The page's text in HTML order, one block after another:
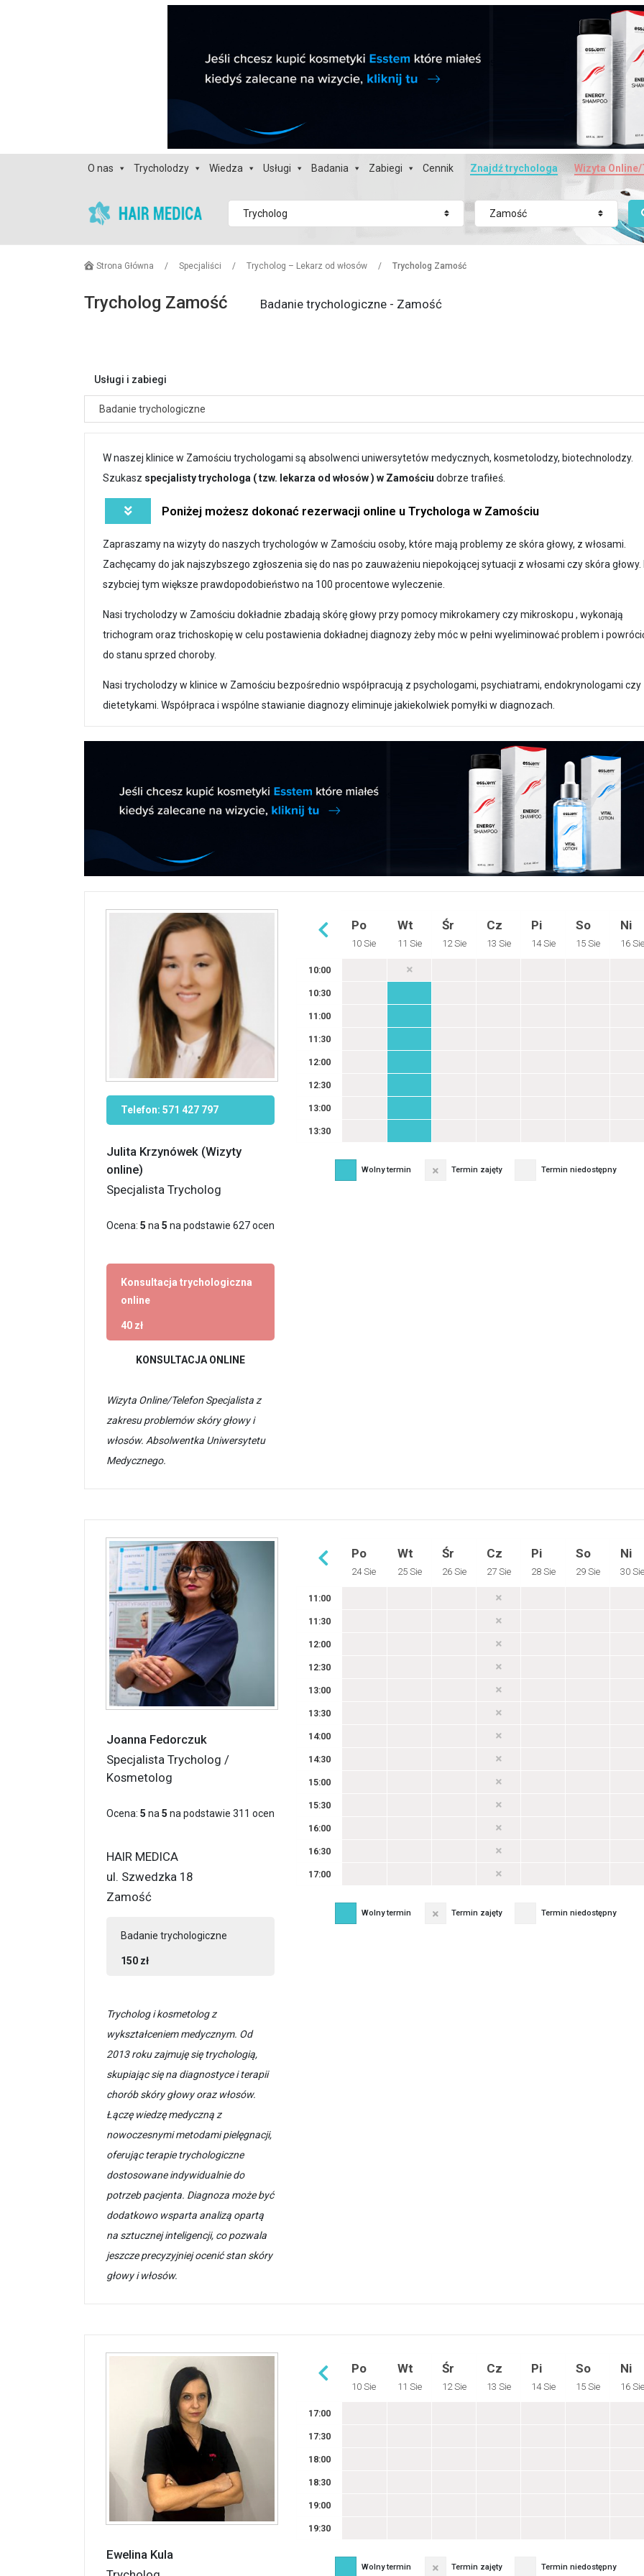
O nas Trycholodzy Wiedza Usługi Badania Zabiegi Cennik Znajdź trychologa Wizyta
Trycholog Zamość
Strona Główna / Specjaliści / Trycholog – Lekarz od włosów / Trycholog Zamość
Trycholog Zamość Badanie trychologiczne - Zamość
Usługi i zabiegi
Badanie trychologiczne
W naszej klinice w Zamościu trychologami są absolwenci uniwersytetów medycznych, kosmetolodzy, biotechnolodzy.
Szukasz specjalisty trychologa ( tzw. lekarza od włosów ) w Zamościu dobrze trafiłeś.
Poniżej możesz dokonać rezerwacji online u Trychologa w Zamościu
Zapraszamy na wizyty do naszych trychologów w Zamościu osoby, które mają problemy ze skóra głowy, z włosami.
Zachęcamy do jak najszybszego zgłoszenia się do nas po zauważeniu niepokojącej sytuacji z włosami czy skóra głowy.
szybciej tym większe prawdopodobieństwo na 100 procentowe wyleczenie.
Nasi trycholodzy w Zamościu dokładnie zbadają skórę głowy przy pomocy mikrokamery czy mikroskopu , wykonają
trichogram oraz trichoskopię w celu postawienia dokładnej diagnozy żeby móc w pełni wyeliminować problem i
do stanu sprzed choroby.
Nasi trycholodzy w klinice w Zamościu bezpośrednio współpracują z psychologami, psychiatrami, endokrynologami czy
dietetykami. Współpraca i wspólne stawianie diagnozy eliminuje jakiekolwiek pomyłki w diagnozach.
Telefon: 571 427 797
Julita Krzynówek (Wizyty
online)
Specjalista Trycholog
Ocena: 5 na 5 na podstawie 627ocen
Konsultacja trychologiczna
online
40 zł
KONSULTACJA ONLINE
Wizyta Online/Telefon Specjalista z
zakresu problemów skóry głowy i
włosów. Absolwentka Uniwersytetu
Medycznego.
Po
10 Sie
Wt
11 Sie
Śr
12 Sie
Cz
13 Sie
Pi
14 Sie
So
15 Sie
Ni
16
10:00
10:30
11:00
11:30
12:00
12:30
13:00
13:30
Wolny termin Termin zajęty Termin niedostępny
Joanna Fedorczuk
Specjalista Trycholog /
Kosmetolog
Ocena: 5 na 5 na podstawie 311 ocen
HAIR MEDICA
ul. Szwedzka 18
Zamość
Badanie trychologiczne
150 zł
Trycholog i kosmetolog z
wykształceniem medycznym. Od
2013 roku zajmuję się trychologią,
skupiając się na diagnostyce i terapii
chorób skóry głowy oraz włosów.
Łączę wiedzę medyczną z
nowoczesnymi metodami pielęgnacji,
oferując terapie trychologiczne
dostosowane indywidualnie do
potrzeb pacjenta. Diagnoza może być
dodatkowo wsparta analizą opartą
na sztucznej inteligencji, co pozwala
jeszcze precyzyjniej ocenić stan skóry
głowy i włosów.
Po
24 Sie
Wt
25 Sie
Śr
26 Sie
Cz
27 Sie
Pi
28 Sie
So
29 Sie
Ni
30
11:00
11:30
12:00
12:30
13:00
13:30
14:00
14:30
15:00
15:30
16:00
16:30
17:00
Wolny termin Termin zajęty Termin niedostępny
Ewelina Kula
Po
10 Sie
Wt
11 Sie
Śr
12 Sie
Cz
13 Sie
Pi
14 Sie
So
15 Sie
Ni
16
17:00
17:30
18:00
18:30
19:00
19:30
Wolny termin Termin zajęty Termin niedostępny